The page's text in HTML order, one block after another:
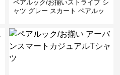
ペアルック/お揃いストライプ シ
ャツ グレー スカート ペアルッ